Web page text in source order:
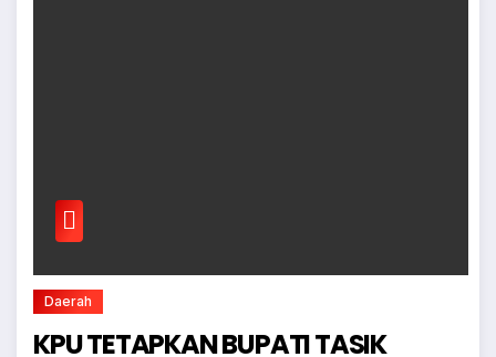
Daerah
KPU TETAPKAN BUPATI TASIK